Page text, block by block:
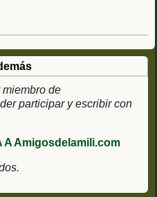
de
participar y escribir con
A Amigosdelamili.com